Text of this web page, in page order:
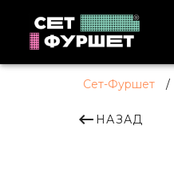
Сет-Фуршет /
НАЗАД